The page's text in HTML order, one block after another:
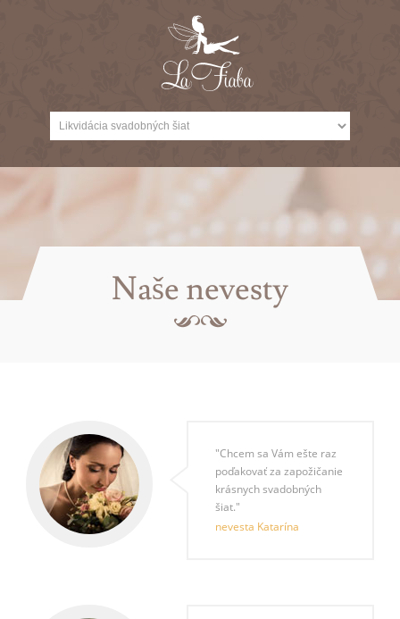
Naše nevesty
"Chcem sa Vám ešte raz
poďakovať za zapožičanie
krásnych svadobných
šiat."
nevesta Katarína